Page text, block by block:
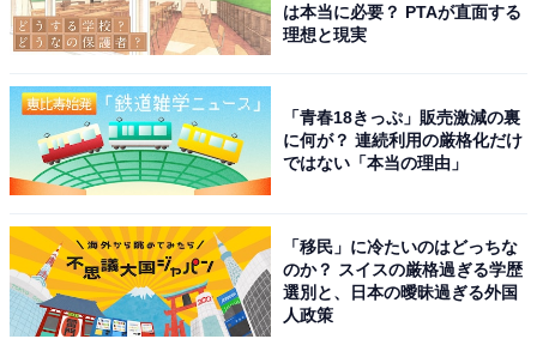
Amazonのセール商品から売れ筋ランキングまで、毎日のお買いも
のがもっと楽しく、もっとお得になる情報をお届け。編集部員によ
こちらもおすすめ
ハーヴェスト那須」が今だけ特別価格に！那須
高原の絶景と温泉リゾート体験【10月1日】
は本当に必要？ PTAが直面する
理想と現実
「青春18きっぷ」販売激減の裏
に何が？ 連続利用の厳格化だけ
ではない「本当の理由」
「移民」に冷たいのはどっちな
のか？ スイスの厳格過ぎる学歴
選別と、日本の曖昧過ぎる外国
人政策